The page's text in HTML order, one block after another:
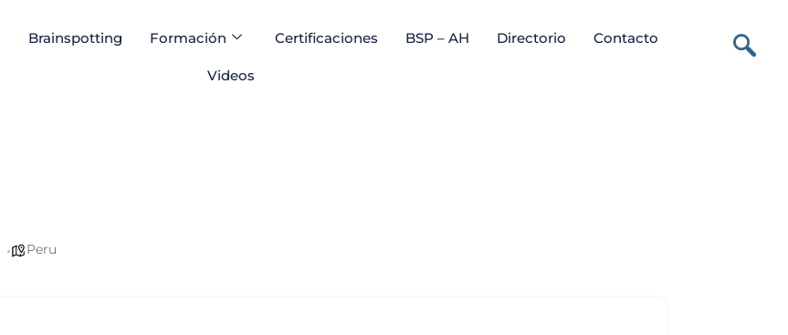
Brainspotting Formación Certificaciones BSP – AH Directorio Contacto
Videos
Peru